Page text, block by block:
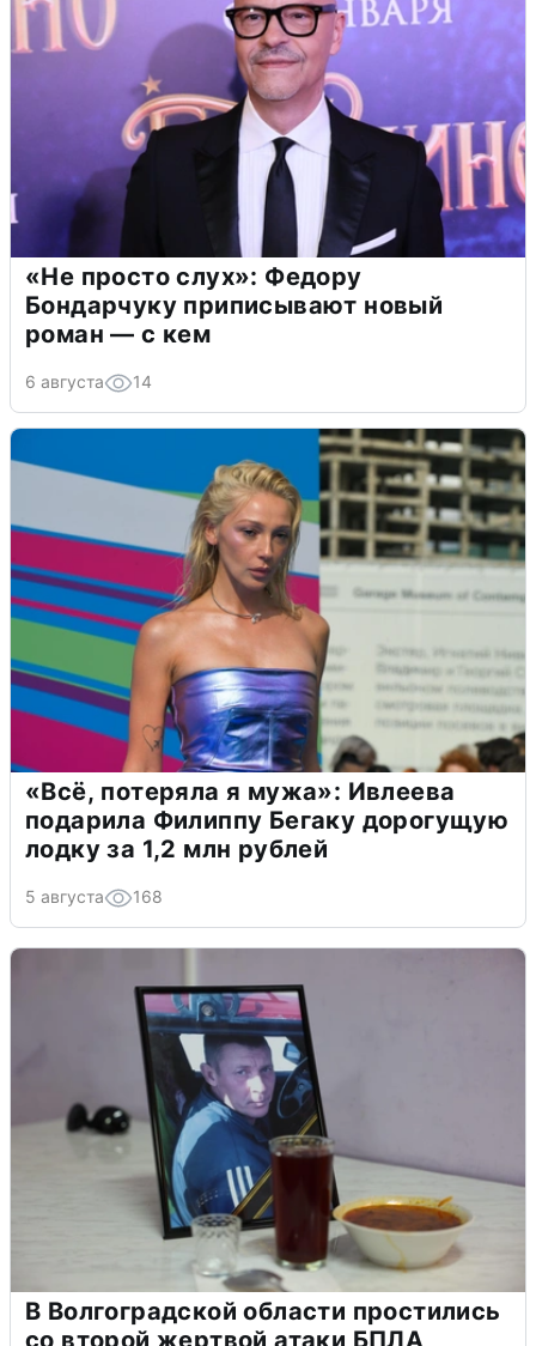
«Не просто слух»: Федору
Бондарчуку приписывают новый
роман — с кем
6 августа 14
«Всё, потеряла я мужа»: Ивлеева
подарила Филиппу Бегаку дорогущую
лодку за 1,2 млн рублей
5 августа 168
В Волгоградской области простились
со второй жертвой атаки БПЛА